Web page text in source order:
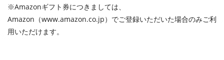
※Amazonギフト券につきましては、
Amazon（www.amazon.co.jp）でご登録いただいた場合のみご利
用いただけます。